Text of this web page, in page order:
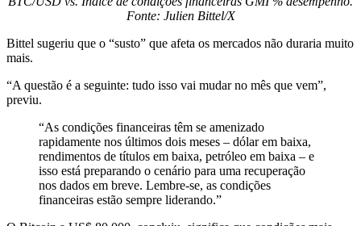
Fonte: Julien Bittel/X
Bittel sugeriu que o “susto” que afeta os mercados não duraria muito
mais.
“A questão é a seguinte: tudo isso vai mudar no mês que vem”,
previu.
“As condições financeiras têm se amenizado
rapidamente nos últimos dois meses – dólar em baixa,
rendimentos de títulos em baixa, petróleo em baixa – e
isso está preparando o cenário para uma recuperação
nos dados em breve. Lembre-se, as condições
financeiras estão sempre liderando.”